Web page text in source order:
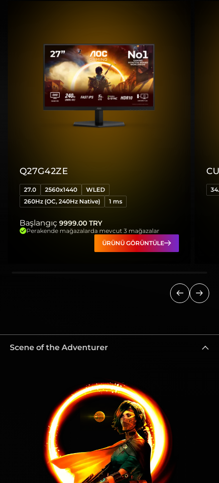
Önceki
Q27G42ZE
27.0 2560x1440
WLED
260Hz (OC, 240Hz Native)
1 ms
Başlangıç 9999.00 TRY
Perakende mağazalarda mevcut 3 mağazalar
ÜRÜNÜ GÖRÜNTÜLE
Scene of the Adventurer